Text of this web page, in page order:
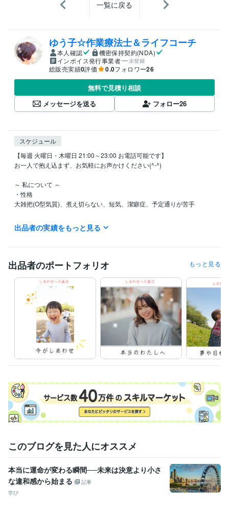
一覧に戻る
ゆう子☆作業療法士＆ライフコーチ
本人確認
機密保持契約(NDA)
インボイス発行事業者
未登録
総販売実績0評価 0.0フォロワー26
無料で見積り相談
メッセージを送る
フォロー26
スケジュール
【毎週 火曜日・木曜日 21:00～23:00 お電話可能です】
お一人で抱え込まず、お気軽にお声かけください(^-^)
～ 私について ～
・性格
大雑把(O型気質)、煮え切らない、短気、潔癖症、予定通りが苦手
・好きなこと
露天風呂、歩く、ストレッチ、動画をみる、人とのおしゃべり、本を読
ステイサム、ハリソンフォード、ダニエルクレイグ、ナタリーポートマ
ン、レアセドゥ)
・苦手なこと
数学、料理、計画を立てる、走ること、整理整頓、化粧、洋服選び
曲ったことが嫌いで正直な人が好きです
人はいつからでも、どんな風にでも変わることができると信じています
人と本音で話せるとうれしい
瞑想は苦手ですが、好きです
正義を信じていて、道理に反したことははうまくいかないと思っていま
す
潜在意識と現実の行動について、考えるのが好きです♡
とうとう50才( ﾟДﾟ)
おりかえし地点は過ぎましたが、天命をまっとうしたいなぁ(*^-^*)
経験職種
デザイナー / Webデザイナー
事務・ビジネスサポート / 事務（一般事務）
ライフスタイル・その他 / マッサージ師・セラピスト
経験年数 : 10
出品者の実績をもっと見る
出品者のポートフォリオ もっと見る
このブログを見た人にオススメ
本当に運命が変わる瞬間──未来は決意より小さ
な違和感から始まる
記事
学び